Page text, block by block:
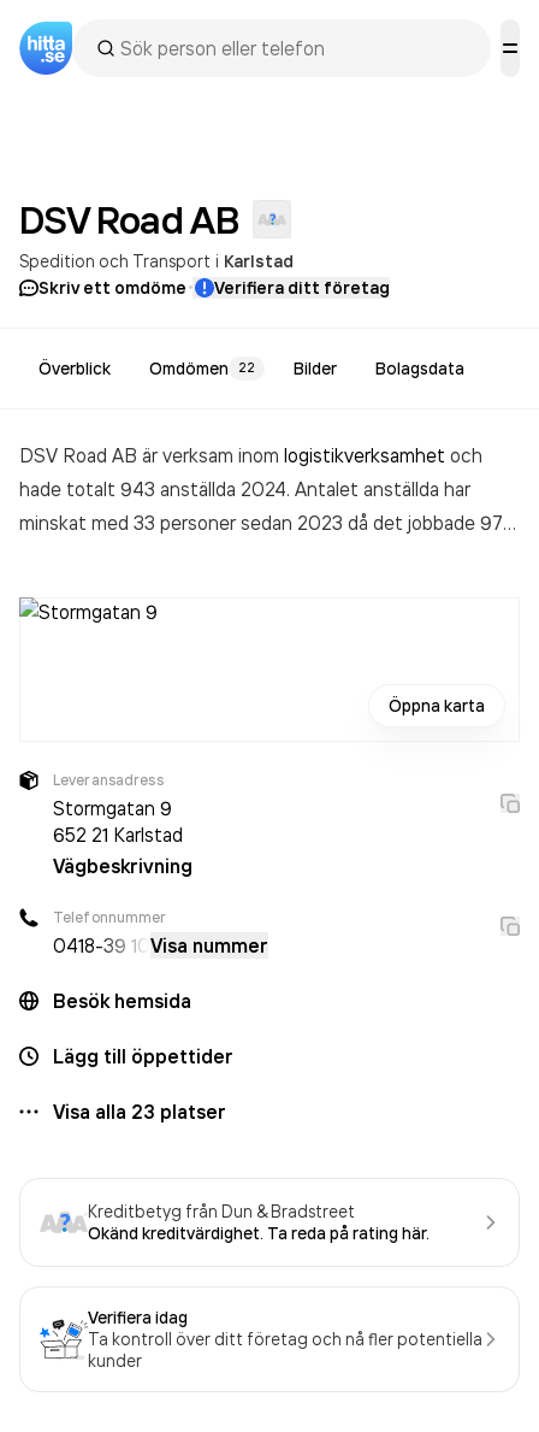
DSV RoadAB
Spedition och Transport i Karlstad
Skriv ett omdöme· Verifiera ditt företag
Överblick Omdömen 22 Bilder Bolagsdata
DSV Road AB är verksam inom logistikverksamhet och
hade totalt 943 anställda 2024. Antalet anställda har
minskat med 33 personer sedan 2023 då det jobbade 976
6 291 610 000,00 kr
Öppna karta
Leveransadress
Stormgatan 9
652 21 Karlstad
Vägbeskrivning
Telefonnummer
0418-39 10 Visa nummer
Besök hemsida
Lägg till öppettider
Visa alla 23 platser
Kreditbetyg från Dun & Bradstreet
Okänd kreditvärdighet. Ta reda på rating här.
Verifiera idag
Ta kontroll över ditt företag och nå fler potentiella
kunder